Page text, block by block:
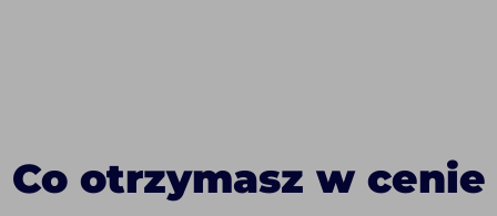
Co otrzymasz w cenie